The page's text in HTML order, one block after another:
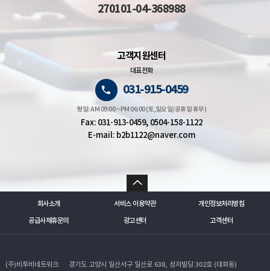
270101-04-368988
고객지원센터
대표전화
031-915-0459
평일: AM 09:00 ~ PM 06:00 (토,일요일/공휴일 휴무)
Fax: 031-913-0459, 0504-158-1122
E-mail: b2b1122@naver.com
회사소개 서비스 이용약관 개인정보처리방침
공급사제휴문의 광고센터 고객센터
(주)비투비네트워크
경기도 고양시 일산서구 일산로 638, 성저빌딩 302호 (대화동)